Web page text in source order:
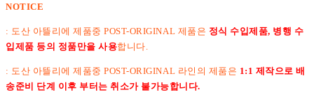
NOTICE
: 도산 아뜰리에 제품중 POST-ORIGINAL 제품은 정식 수입제품, 병행 수
입제품 등의 정품만을 사용합니다.
: 도산 아뜰리에 제품중 POST-ORIGINAL 라인의 제품은 1:1 제작으로 배
송준비 단계 이후 부터는 취소가 불가능합니다.